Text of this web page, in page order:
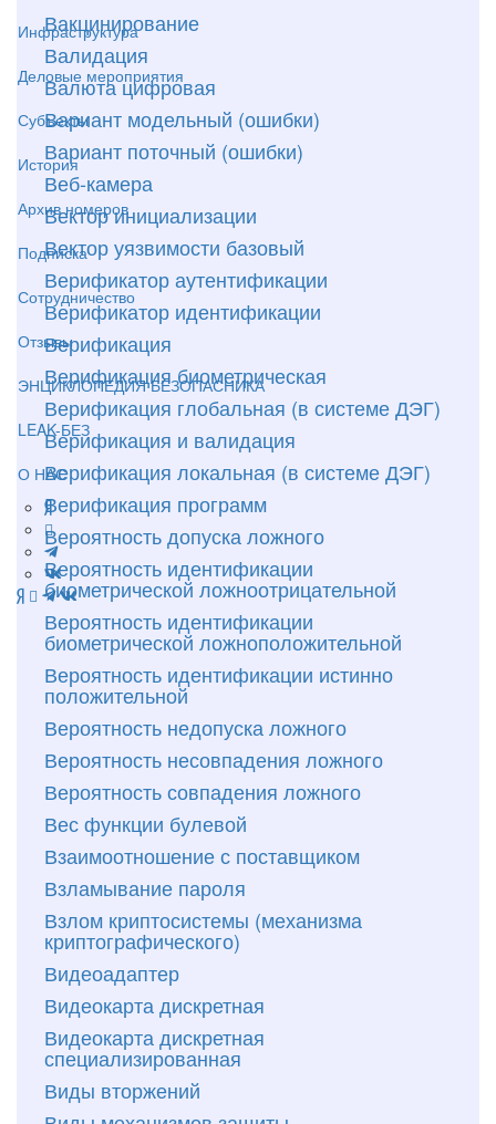
Инфраструктура
Деловые мероприятия
Субъекты
История
Архив номеров
Подписка
Сотрудничество
Отзывы
ЭНЦИКЛОПЕДИЯ БЕЗОПАСНИКА
LEAK-БЕЗ
О НАС
Вакцинирование
Валидация
Валюта цифровая
Вариант модельный (ошибки)
Вариант поточный (ошибки)
Веб-камера
Вектор инициализации
Вектор уязвимости базовый
Верификатор аутентификации
Верификатор идентификации
Верификация
Верификация биометрическая
Верификация глобальная (в системе ДЭГ)
Верификация и валидация
Верификация локальная (в системе ДЭГ)
Верификация программ
Вероятность допуска ложного
Вероятность идентификации
биометрической ложноотрицательной
Вероятность идентификации
биометрической ложноположительной
Вероятность идентификации истинно
положительной
Вероятность недопуска ложного
Вероятность несовпадения ложного
Вероятность совпадения ложного
Вес функции булевой
Взаимоотношение с поставщиком
Взламывание пароля
Взлом криптосистемы (механизма
криптографического)
Видеоадаптер
Видеокарта дискретная
Видеокарта дискретная
специализированная
Виды вторжений